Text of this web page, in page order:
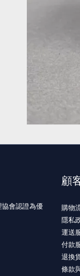
顧
購物
隱私
運送
付款
退換
條款